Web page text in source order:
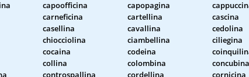
capoofficina capopagina
carneficina cartellina
cascina
casellina cavallina
cedolina
chiocciolina ciambellina
ciliegina
cocaina codeina
collina colombina
concubina
controspallina cordellina
cornicina